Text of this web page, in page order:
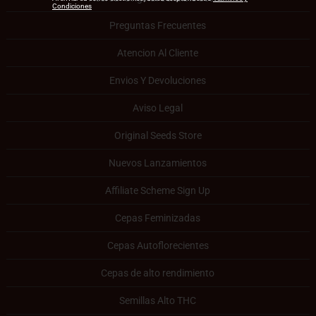
Preguntas Frecuentes
Atencion Al Cliente
Envios Y Devoluciones
Aviso Legal
Original Seeds Store
Nuevos Lanzamientos
Affiliate Scheme Sign Up
Cepas Feminizadas
Cepas Autoflorecientes
Cepas de alto rendimiento
Semillas Alto THC
Condiciones